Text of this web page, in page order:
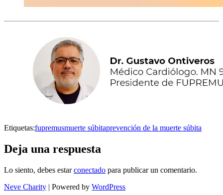
Etiquetas:fupremusmuerte súbitaprevención de la muerte súbita
Deja una respuesta
Lo siento, debes estarconectado para publicar un comentario.
Neve Charity | Powered by WordPress